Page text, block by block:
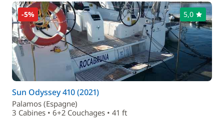
-5% 5,0
Sun Odyssey 410 (2021)
Palamos (Espagne)
3 Cabines • 6+2 Couchages • 41 ft